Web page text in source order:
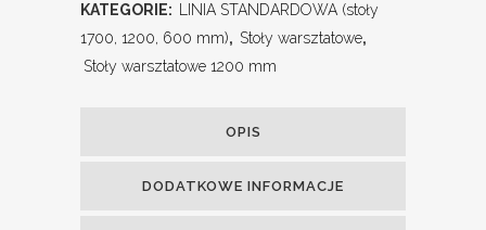
KATEGORIE:
LINIA STANDARDOWA (stoły
1700, 1200, 600 mm), Stoły warsztatowe,
Stoły warsztatowe 1200 mm
OPIS
DODATKOWE INFORMACJE